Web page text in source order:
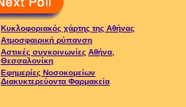
Κυκλοφοριακός χάρτης της Αθήνας
Ατμοσφαιρική ρύπανση
Αστικές συγκοινωνίες Αθήνα
Θεσσαλονίκη
Εφημερίες Νοσοκομείων
Διακυκτερεύοντα Φαρμακεία